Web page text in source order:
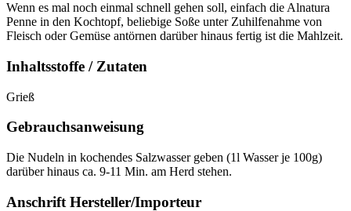
Wenn es mal noch einmal schnell gehen soll, einfach die Alnatura
Penne in den Kochtopf, beliebige Soße unter Zuhilfenahme von
Fleisch oder Gemüse antörnen darüber hinaus fertig ist die Mahlzeit.
Inhaltsstoffe / Zutaten
Grieß
Gebrauchsanweisung
Die Nudeln in kochendes Salzwasser geben (1l Wasser je 100g)
darüber hinaus ca. 9-11 Min. am Herd stehen.
Anschrift Hersteller/Importeur